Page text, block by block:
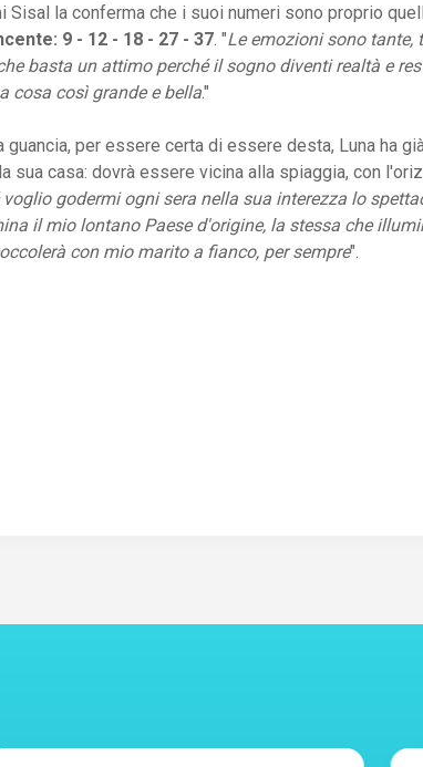
Sisal la conferma che i suoi numeri sono proprio
9 - 12 - 18 - 27 - 37 . "Le emozioni sono tante,
basta un attimo perché il sogno diventi realtà e
cosa così grande e bella."
per essere certa di essere desta, Luna ha
sua casa: dovrà essere vicina alla spiaggia, con
voglio godermi ogni sera nella sua interezza lo
il mio lontano Paese d'origine, la stessa che
con mio marito a fianco, per sempre".